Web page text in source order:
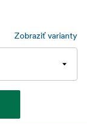
Zobraziť varianty